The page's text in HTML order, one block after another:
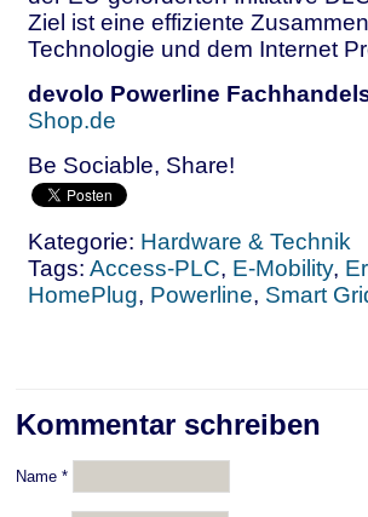
Ziel ist eine effiziente
Technologie und dem Internet
devolo Powerline
Shop.de
Be Sociable, Share!
Kategorie: Hardware & Technik
Tags: Access-PLC, E-Mobility,
HomePlug, Powerline, Smart
Kommentar schreiben
Name *